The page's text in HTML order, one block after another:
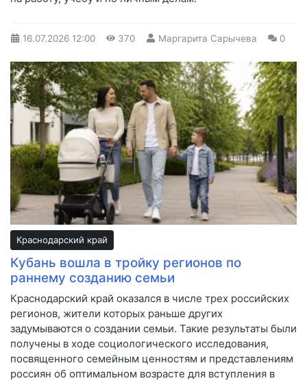
16.07.2026 12:00 370 Маргарита Сарычева 0
Краснодарский край
Кубань вошла в тройку регионов по
раннему созданию семьи
Краснодарский край оказался в числе трех российских
регионов, жители которых раньше других
задумываются о создании семьи. Такие результаты были
получены в ходе социологического исследования,
посвященного семейным ценностям и представлениям
россиян об оптимальном возрасте для вступления в